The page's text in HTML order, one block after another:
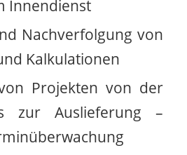
Innendienst
Nachverfolgung von
Kalkulationen
Projekten von der
zur Auslieferung –